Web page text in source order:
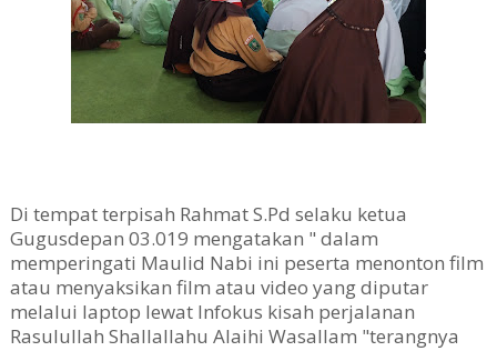
Di tempat terpisah Rahmat S.Pd selaku ketua
Gugusdepan 03.019 mengatakan " dalam
memperingati Maulid Nabi ini peserta menonton film
atau menyaksikan film atau video yang diputar
melalui laptop lewat Infokus kisah perjalanan
Rasulullah Shallallahu Alaihi Wasallam "terangnya